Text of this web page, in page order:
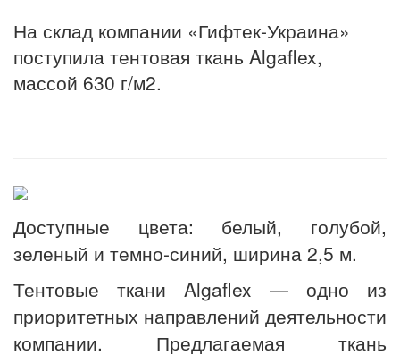
На склад компании «Гифтек-Украина»
поступила тентовая ткань Algaflex,
массой 630 г/м2.
Доступные цвета: белый, голубой,
зеленый и темно-синий, ширина 2,5 м.
Тентовые ткани Algaflex — одно из
приоритетных направлений деятельности
компании. Предлагаемая ткань